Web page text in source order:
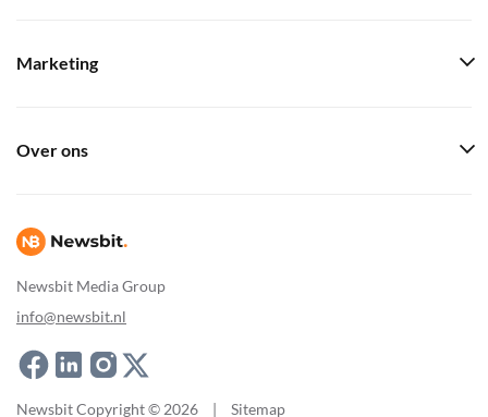
Newsbit Media Group
info@newsbit.nl
Marketing
Over ons
Newsbit Copyright © 2026 | Sitemap